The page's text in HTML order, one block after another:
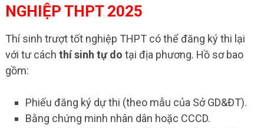
NGHIỆP THPT 2025
Thí sinh trượt tốt nghiệp THPT có thể đăng ký thi lại
với tư cách thí sinh tự do tại địa phương. Hồ sơ bao
gồm:
Phiếu đăng ký dự thi (theo mẫu của Sở GD&ĐT).
Bằng chứng minh nhân dân hoặc CCCD.